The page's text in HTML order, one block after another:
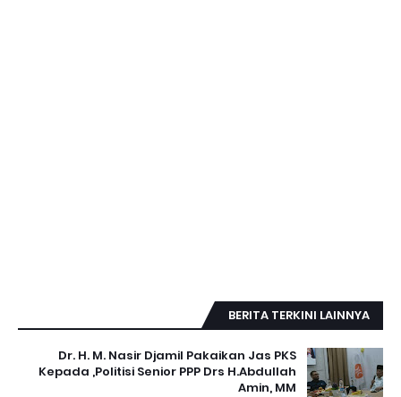
BERITA TERKINI LAINNYA
Dr. H. M. Nasir Djamil Pakaikan Jas PKS
Kepada ,Politisi Senior PPP Drs H.Abdullah
Amin, MM